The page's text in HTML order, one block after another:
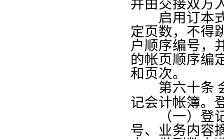
并由交接双方
启用订本式
定页数，不得
户顺序编号，
的帐页顺序编
和页次。
第六十条
记会计帐簿。
（一）登记
号、业务内容